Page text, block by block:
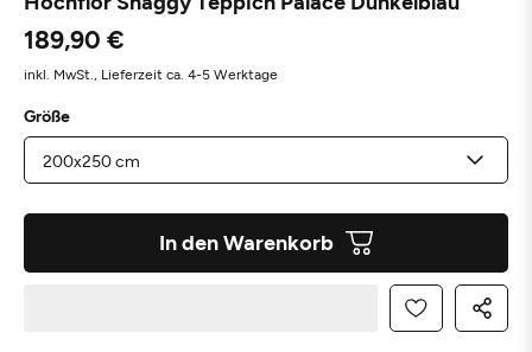
189,90 €
inkl. MwSt., Lieferzeit ca. 4-5 Werktage
Größe
In den Warenkorb